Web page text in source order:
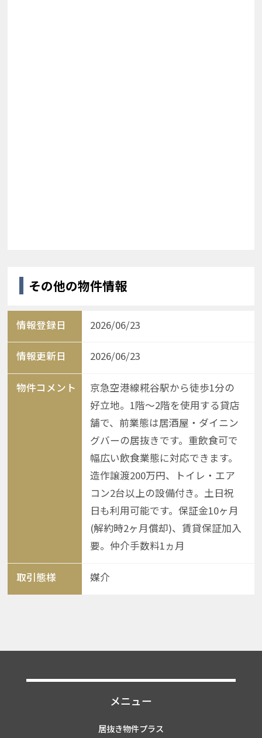
その他の物件情報
情報登録日 2026/06/23
情報更新日 2026/06/23
物件コメント
京急空港線糀谷駅から徒歩1分の
好立地。1階〜2階を使用する貸店
舗で、前業態は居酒屋・ダイニン
グバーの居抜きです。重飲食可で
幅広い飲食業態に対応できます。
造作譲渡200万円、トイレ・エア
コン2台以上の設備付き。土日祝
日も利用可能です。保証金10ヶ月
(解約時2ヶ月償却)、賃貸保証加入
要。仲介手数料1ヵ月
取引態様 媒介
メニュー
居抜き物件プラス